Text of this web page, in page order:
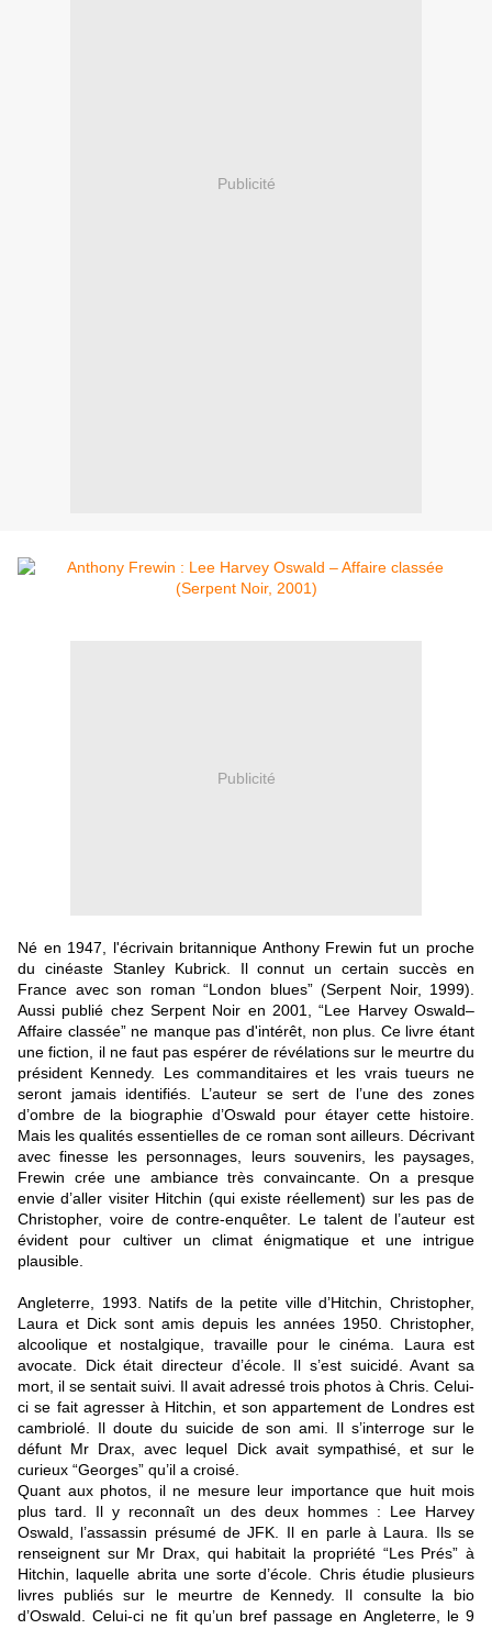
Publicité
Publicité
Né en 1947, l'écrivain britannique Anthony Frewin fut un proche
du cinéaste Stanley Kubrick. Il connut un certain succès en
France avec son roman “London blues” (Serpent Noir, 1999).
Aussi publié chez Serpent Noir en 2001, “Lee Harvey Oswald–
Affaire classée” ne manque pas d'intérêt, non plus. Ce livre étant
une fiction, il ne faut pas espérer de révélations sur le meurtre du
président Kennedy. Les commanditaires et les vrais tueurs ne
seront jamais identifiés. L’auteur se sert de l’une des zones
d’ombre de la biographie d’Oswald pour étayer cette histoire.
Mais les qualités essentielles de ce roman sont ailleurs. Décrivant
avec finesse les personnages, leurs souvenirs, les paysages,
Frewin crée une ambiance très convaincante. On a presque
envie d’aller visiter Hitchin (qui existe réellement) sur les pas de
Christopher, voire de contre-enquêter. Le talent de l’auteur est
évident pour cultiver un climat énigmatique et une intrigue
plausible.
Angleterre, 1993. Natifs de la petite ville d’Hitchin, Christopher,
Laura et Dick sont amis depuis les années 1950. Christopher,
alcoolique et nostalgique, travaille pour le cinéma. Laura est
avocate. Dick était directeur d’école. Il s’est suicidé. Avant sa
mort, il se sentait suivi. Il avait adressé trois photos à Chris. Celui-
ci se fait agresser à Hitchin, et son appartement de Londres est
cambriolé. Il doute du suicide de son ami. Il s’interroge sur le
défunt Mr Drax, avec lequel Dick avait sympathisé, et sur le
curieux “Georges” qu’il a croisé.
Quant aux photos, il ne mesure leur importance que huit mois
plus tard. Il y reconnaît un des deux hommes : Lee Harvey
Oswald, l’assassin présumé de JFK. Il en parle à Laura. Ils se
renseignent sur Mr Drax, qui habitait la propriété “Les Prés” à
Hitchin, laquelle abrita une sorte d’école. Chris étudie plusieurs
livres publiés sur le meurtre de Kennedy. Il consulte la bio
d’Oswald. Celui-ci ne fit qu’un bref passage en Angleterre, le 9